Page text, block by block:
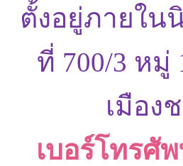
ตั้งอยู่ภายใน
ที่ 700/3 ห
เมือง
เบอร์โทรศั